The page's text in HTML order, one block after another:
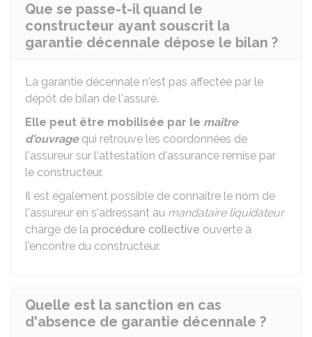
Que se passe-t-il quand le
constructeur ayant souscrit la
garantie décennale dépose le bilan ?
La garantie décennale n'est pas affectée par le
dépôt de bilan de l'assuré.
Elle peut être mobilisée par le maître
d'ouvragequi retrouve les coordonnées de
l'assureur sur l'attestation d'assurance remise par
le constructeur.
Il est également possible de connaître le nom de
l'assureur en s'adressant au mandataire liquidateur
chargé de la procédure collective ouverte à
l'encontre du constructeur.
Quelle est la sanction en cas
d'absence de garantie décennale ?